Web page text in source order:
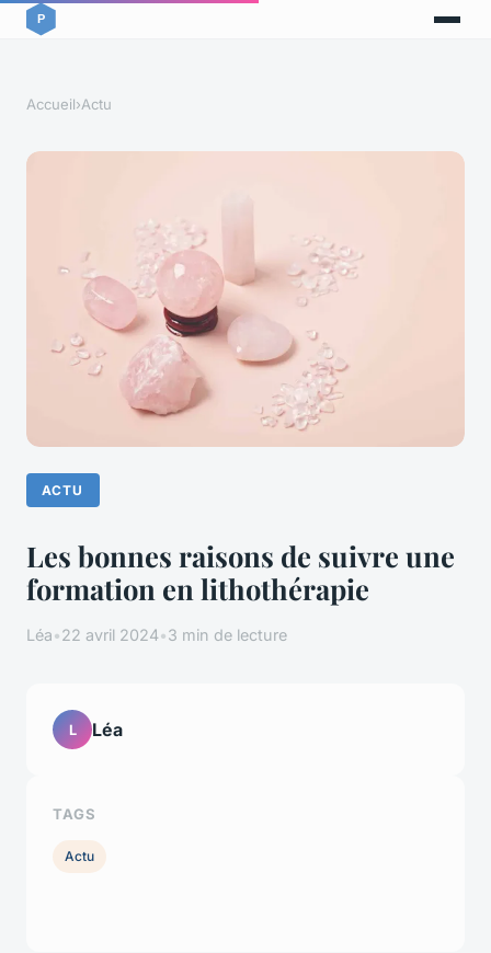
Accueil›Actu
ACTU
Les bonnes raisons de suivre une
formation en lithothérapie
Léa•22 avril 2024•3 min de lecture
L Léa
TAGS
Actu